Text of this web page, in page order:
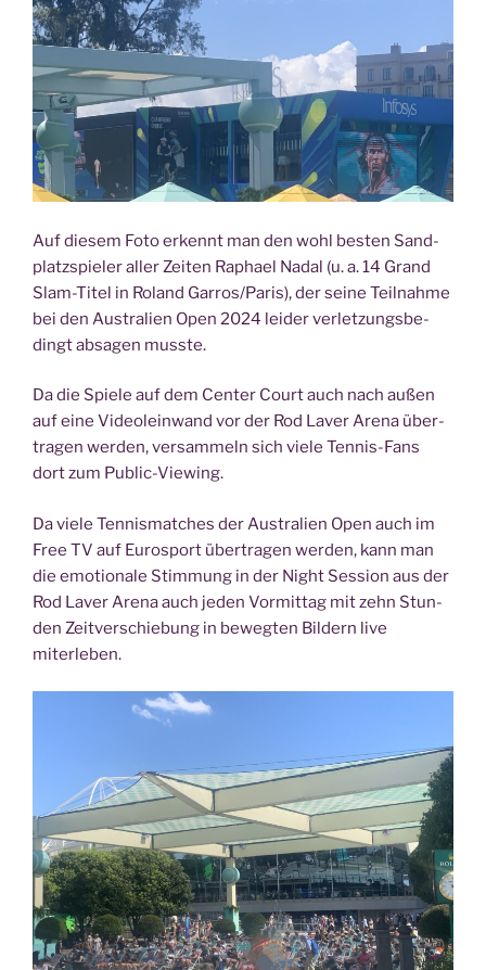
Auf die­sem Foto erkennt man den wohl bes­ten Sand­
platz­spie­ler aller Zei­ten Rapha­el Nadal (u. a. 14 Grand
Slam-Titel in Roland Garros/Paris), der sei­ne Teil­nah­me
bei den Aus­tra­li­en Open 2024 lei­der ver­let­zungs­be­
dingt absa­gen musste.
Da die Spie­le auf dem Cen­ter Court auch nach außen
auf eine Video­lein­wand vor der Rod Laver Are­na über­
tra­gen wer­den, ver­sam­meln sich vie­le Ten­nis-Fans
dort zum Public-Viewing.
Da vie­le Ten­nis­mat­ches der Aus­tra­li­en Open auch im
Free TV auf Euro­s­port über­tra­gen wer­den, kann man
die emo­tio­na­le Stim­mung in der Night Ses­si­on aus der
Rod Laver Are­na auch jeden Vor­mit­tag mit zehn Stun­
den Zeit­ver­schie­bung in beweg­ten Bil­dern live
miterleben.